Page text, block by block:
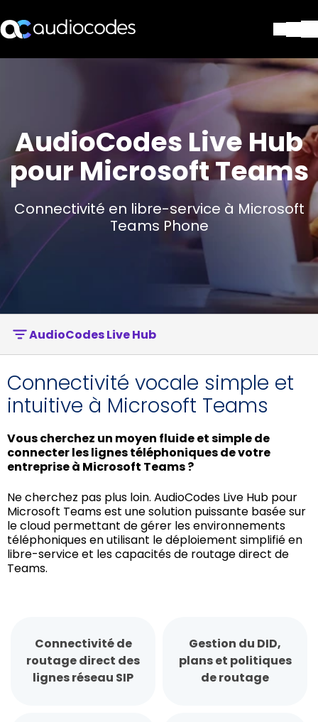
Services et assistance
Société
Blog
Bibliothèque
Contactez-nous
Rejoignez notre liste de
AudioCodes Live Hub
pour Microsoft Teams
Connectivité en libre-service à Microsoft
Teams Phone
AudioCodes Live Hub
Connectivité vocale simple et
intuitive à Microsoft Teams
Vous cherchez un moyen fluide et simple de
connecter les lignes téléphoniques de votre
entreprise à Microsoft Teams ?
Ne cherchez pas plus loin. AudioCodes Live Hub pour
Microsoft Teams est une solution puissante basée sur
le cloud permettant de gérer les environnements
téléphoniques en utilisant le déploiement simplifié en
libre-service et les capacités de routage direct de
Teams.
Connectivité de
routage direct des
lignes réseau SIP
Gestion du DID,
plans et politiques
de routage